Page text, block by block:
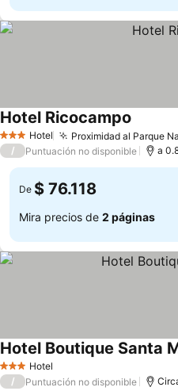
3 Estrellas
Hotel Proximidad al Parque
Hotel Ricocampo
/ Puntuación no disponible a
De $ 76.118
Mira precios de 2 páginas
3 Estrellas
Hotel
Hotel Boutique Santa
/ Puntuación no disponible